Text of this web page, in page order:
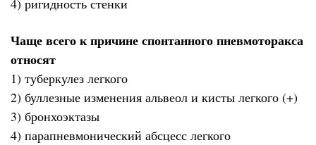
Чаще всего к причине спонтанного пневмоторакса
относят
1) туберкулез легкого
2) буллезные изменения альвеол и кисты легкого (+)
3) бронхоэктазы
4) парапневмонический абсцесс легкого